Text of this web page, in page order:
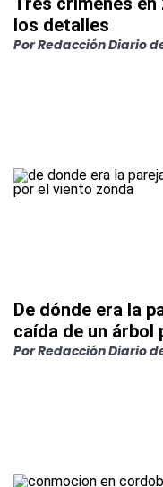
los detalles
PorRedacción Diario
De dónde era la
caída de un árbol
PorRedacción Diario